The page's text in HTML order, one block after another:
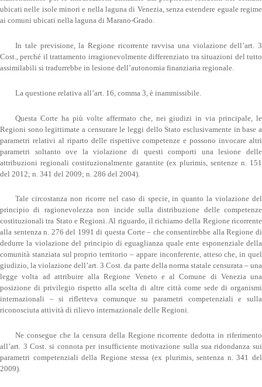
ubicati nelle isole minori e nella laguna di Venezia, senza estendere eguale regime
ai comuni ubicati nella laguna di Marano-Grado.
In tale previsione, la Regione ricorrente ravvisa una violazione dell’art. 3
Cost., perché il trattamento irragionevolmente differenziato tra situazioni del tutto
assimilabili si tradurrebbe in lesione dell’autonomia finanziaria regionale.
La questione relativa all’art. 16, comma 3, è inammissibile.
Questa Corte ha più volte affermato che, nei giudizi in via principale, le
Regioni sono legittimate a censurare le leggi dello Stato esclusivamente in base a
parametri relativi al riparto delle rispettive competenze e possono invocare altri
parametri soltanto ove la violazione di questi comporti una lesione delle
attribuzioni regionali costituzionalmente garantite (ex plurimis, sentenze n. 151
del 2012; n. 341 del 2009; n. 286 del 2004).
Tale circostanza non ricorre nel caso di specie, in quanto la violazione del
principio di ragionevolezza non incide sulla distribuzione delle competenze
costituzionali tra Stato e Regioni. Al riguardo, il richiamo della Regione ricorrente
alla sentenza n. 276 del 1991 di questa Corte – che consentirebbe alla Regione di
dedurre la violazione del principio di eguaglianza quale ente esponenziale della
comunità stanziata sul proprio territorio – appare inconferente, atteso che, in quel
giudizio, la violazione dell’art. 3 Cost. da parte della norma statale censurata – una
legge volta ad attribuire alla Regione Veneto e al Comune di Venezia una
posizione di privilegio rispetto alla scelta di altre città come sede di organismi
internazionali – si rifletteva comunque su parametri competenziali e sulla
riconosciuta attività di rilievo internazionale delle Regioni.
Ne consegue che la censura della Regione ricorrente dedotta in riferimento
all’art. 3 Cost. si connota per insufficiente motivazione sulla sua ridondanza sui
parametri competenziali della Regione stessa (ex plurimis, sentenza n. 341 del
2009).